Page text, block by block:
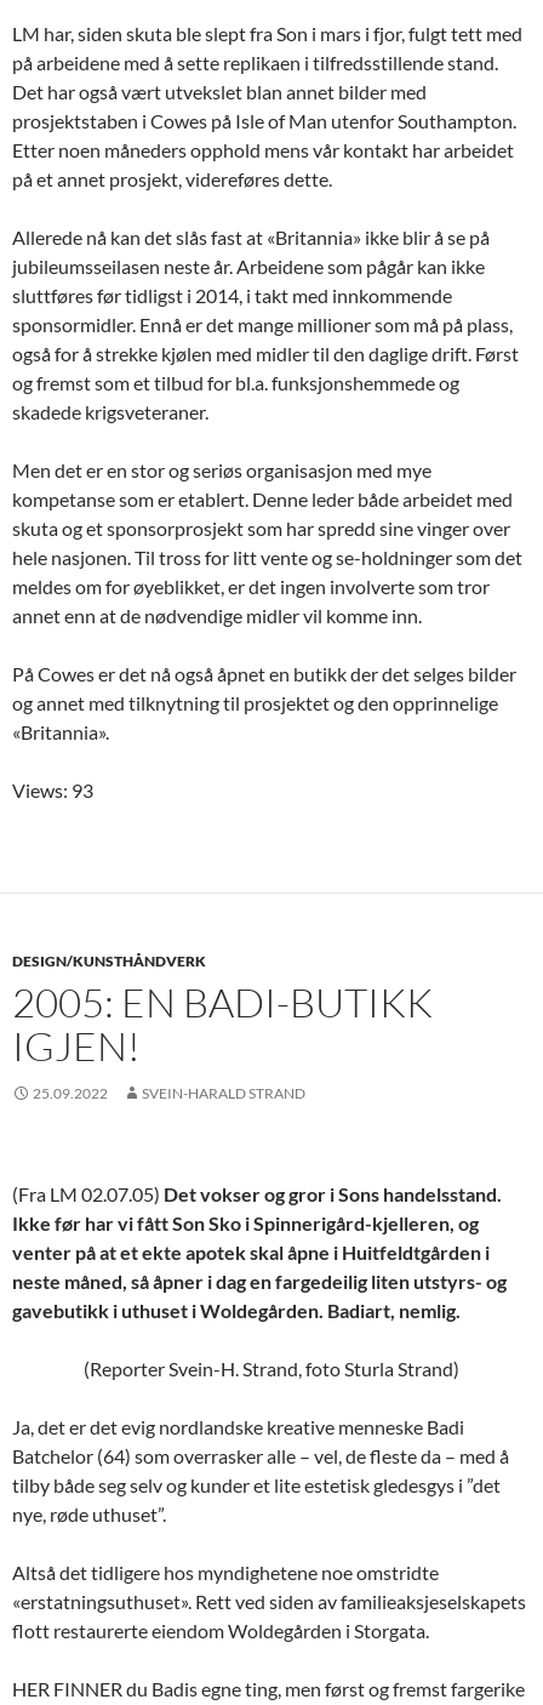
LM har, siden skuta ble slept fra Son i mars i fjor, fulgt tett med
på arbeidene med å sette replikaen i tilfredsstillende stand.
Det har også vært utvekslet blan annet bilder med
prosjektstaben i Cowes på Isle of Man utenfor Southampton.
Etter noen måneders opphold mens vår kontakt har arbeidet
på et annet prosjekt, videreføres dette.
Allerede nå kan det slås fast at «Britannia» ikke blir å se på
jubileumsseilasen neste år. Arbeidene som pågår kan ikke
sluttføres før tidligst i 2014, i takt med innkommende
sponsormidler. Ennå er det mange millioner som må på plass,
også for å strekke kjølen med midler til den daglige drift. Først
og fremst som et tilbud for bl.a. funksjonshemmede og
skadede krigsveteraner.
Men det er en stor og seriøs organisasjon med mye
kompetanse som er etablert. Denne leder både arbeidet med
skuta og et sponsorprosjekt som har spredd sine vinger over
hele nasjonen. Til tross for litt vente og se-holdninger som det
meldes om for øyeblikket, er det ingen involverte som tror
annet enn at de nødvendige midler vil komme inn.
På Cowes er det nå også åpnet en butikk der det selges bilder
og annet med tilknytning til prosjektet og den opprinnelige
«Britannia».
Views: 93
DESIGN/KUNSTHÅNDVERK
2005: EN BADI-BUTIKK
IGJEN!
25.09.2022 SVEIN-HARALD STRAND
(Fra LM 02.07.05) Det vokser og gror i Sons handelsstand.
Ikke før har vi fått Son Sko i Spinnerigård-kjelleren, og
venter på at et ekte apotek skal åpne i Huitfeldtgården i
neste måned, så åpner i dag en fargedeilig liten utstyrs- og
gavebutikk i uthuset i Woldegården. Badiart, nemlig.
(Reporter Svein-H. Strand, foto Sturla Strand)
Ja, det er det evig nordlandske kreative menneske Badi
Batchelor (64) som overrasker alle – vel, de fleste da – med å
tilby både seg selv og kunder et lite estetisk gledesgys i ”det
nye, røde uthuset”.
Altså det tidligere hos myndighetene noe omstridte
«erstatningsuthuset». Rett ved siden av familieaksjeselskapets
flott restaurerte eiendom Woldegården i Storgata.
HER FINNER du Badis egne ting, men først og fremst fargerike